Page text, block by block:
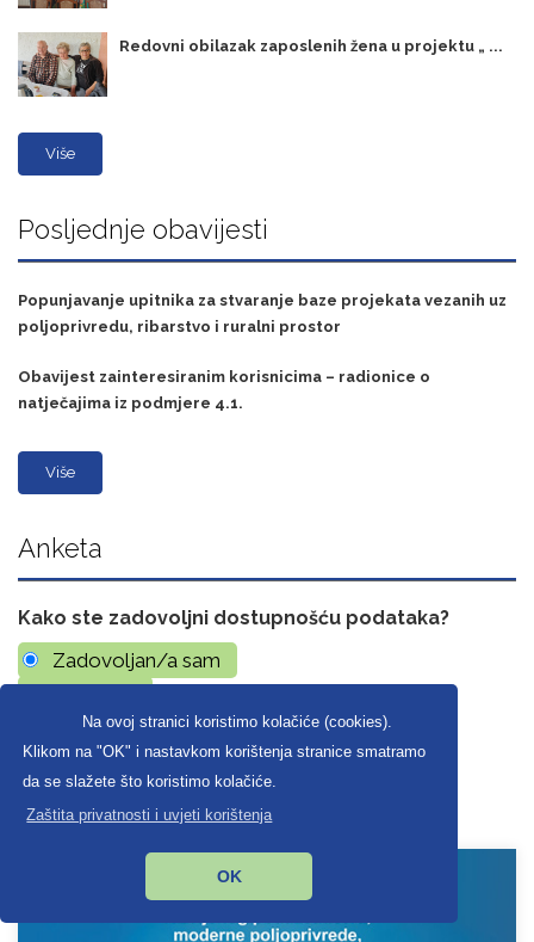
Na ovoj stranici koristimo kolačiće (cookies).
Klikom na "OK" i nastavkom korištenja stranice smatramo
da se slažete što koristimo kolačiće.
Zaštita privatnosti i uvjeti korištenja
OK
Redovni obilazak zaposlenih žena u projektu „ ...
Više
Posljednje obavijesti
Popunjavanje upitnika za stvaranje baze projekata vezanih uz
poljoprivredu, ribarstvo i ruralni prostor
Obavijest zainteresiranim korisnicima – radionice o
natječajima iz podmjere 4.1.
Više
Anketa
Kako ste zadovoljni dostupnošću podataka?
Zadovoljan/a sam
Nisam zadovoljan/a
Rezultati